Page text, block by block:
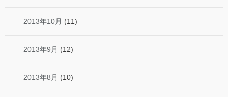
2013年10月 (11)
2013年9月 (12)
2013年8月 (10)